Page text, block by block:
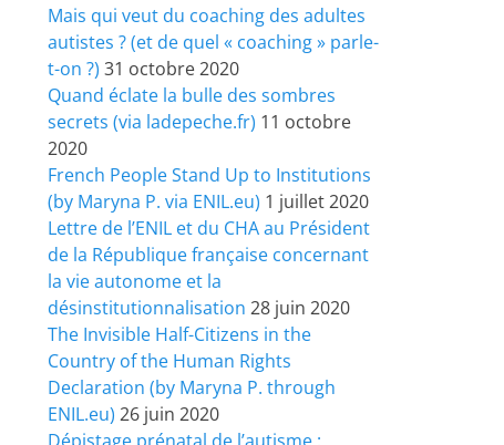
Mais qui veut du coaching des adultes
autistes ? (et de quel « coaching » parle-
t-on ?) 31 octobre 2020
Quand éclate la bulle des sombres
secrets (via ladepeche.fr) 11 octobre
2020
French People Stand Up to Institutions
(by Maryna P. via ENIL.eu) 1 juillet 2020
Lettre de l’ENIL et du CHA au Président
de la République française concernant
la vie autonome et la
désinstitutionnalisation 28 juin 2020
The Invisible Half-Citizens in the
Country of the Human Rights
Declaration (by Maryna P. through
ENIL.eu) 26 juin 2020
Dépistage prénatal de l’autisme :